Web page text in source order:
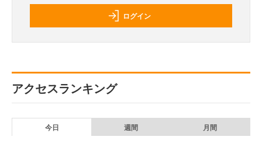
ログイン
アクセスランキング
今日 週間 月間